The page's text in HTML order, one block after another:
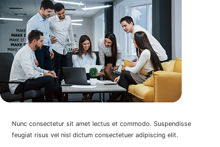
Nunc consectetur sit amet lectus et commodo. Suspendisse
feugiat risus vel nisl dictum consectetuer adipiscing elit.